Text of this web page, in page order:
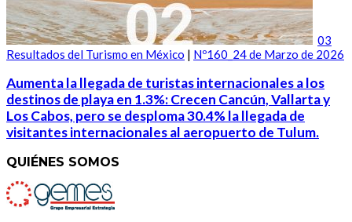
03
Resultados del Turismo en México | Nº160_24 de Marzo de 2026
Aumenta la llegada de turistas internacionales a los
destinos de playa en 1.3%: Crecen Cancún, Vallarta y
Los Cabos, pero se desploma 30.4% la llegada de
visitantes internacionales al aeropuerto de Tulum.
QUIÉNES SOMOS